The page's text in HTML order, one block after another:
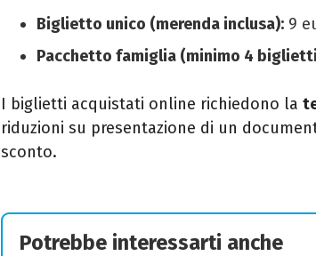
Biglietto unico (merenda inclusa): 9
Pacchetto famiglia (minimo 4
I biglietti acquistati online richiedono la
riduzioni su presentazione di un
sconto.
Potrebbe interessarti anche